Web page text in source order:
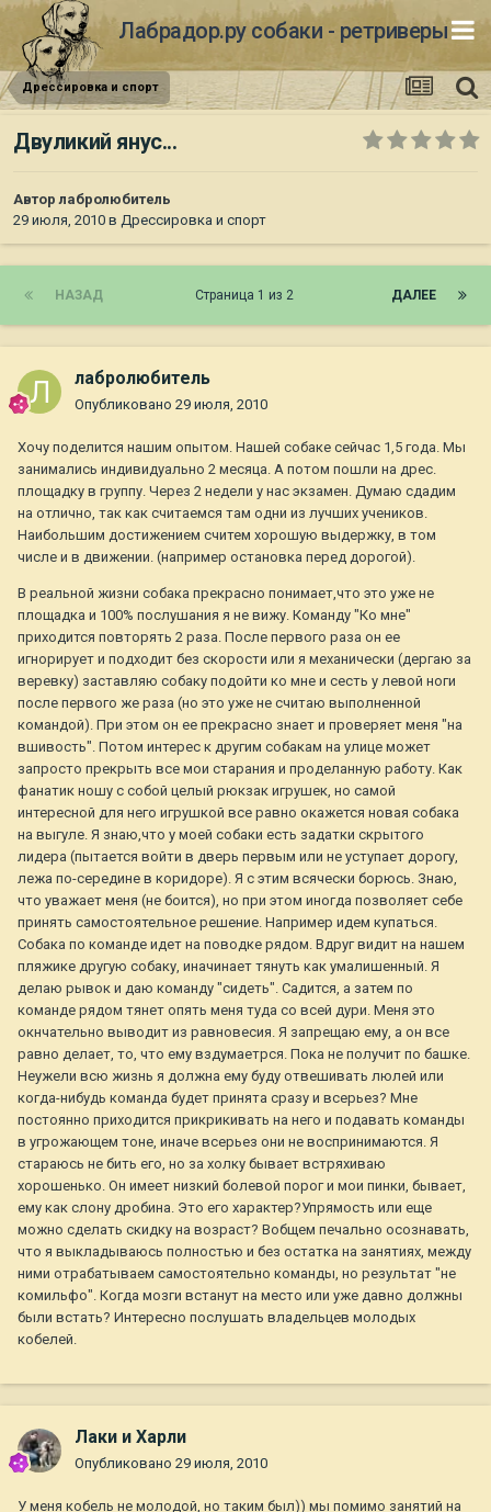
Лабрадор.ру собаки - ретриверы
Дрессировка и спорт
Двуликий янус...
Авторлабролюбитель
29 июля, 2010 в Дрессировка и спорт
НАЗАД ДАЛЕЕ
Страница 1 из 2
лабролюбитель
Опубликовано 29 июля, 2010
Хочу поделится нашим опытом. Нашей собаке сейчас 1,5 года. Мы
занимались индивидуально 2 месяца. А потом пошли на дрес.
площадку в группу. Через 2 недели у нас экзамен. Думаю сдадим
на отлично, так как считаемся там одни из лучших учеников.
Наибольшим достижением считем хорошую выдержку, в том
числе и в движении. (например остановка перед дорогой).
В реальной жизни собака прекрасно понимает,что это уже не
площадка и 100% послушания я не вижу. Команду "Ко мне"
приходится повторять 2 раза. После первого раза он ее
игнорирует и подходит без скорости или я механически (дергаю за
веревку) заставляю собаку подойти ко мне и сесть у левой ноги
после первого же раза (но это уже не считаю выполненной
командой). При этом он ее прекрасно знает и проверяет меня "на
вшивость". Потом интерес к другим собакам на улице может
запросто прекрыть все мои старания и проделанную работу. Как
фанатик ношу с собой целый рюкзак игрушек, но самой
интересной для него игрушкой все равно окажется новая собака
на выгуле. Я знаю,что у моей собаки есть задатки скрытого
лидера (пытается войти в дверь первым или не уступает дорогу,
лежа по-середине в коридоре). Я с этим всячески борюсь. Знаю,
что уважает меня (не боится), но при этом иногда позволяет себе
принять самостоятельное решение. Например идем купаться.
Собака по команде идет на поводке рядом. Вдруг видит на нашем
пляжике другую собаку, иначинает тянуть как умалишенный. Я
делаю рывок и даю команду "сидеть". Садится, а затем по
команде рядом тянет опять меня туда со всей дури. Меня это
окнчательно выводит из равновесия. Я запрещаю ему, а он все
равно делает, то, что ему вздумаетрся. Пока не получит по башке.
Неужели всю жизнь я должна ему буду отвешивать люлей или
когда-нибудь команда будет принята сразу и всерьез? Мне
постоянно приходится прикрикивать на него и подавать команды
в угрожающем тоне, иначе всерьез они не воспринимаются. Я
стараюсь не бить его, но за холку бывает встряхиваю
хорошенько. Он имеет низкий болевой порог и мои пинки, бывает,
ему как слону дробина. Это его характер?Упрямость или еще
можно сделать скидку на возраст? Вобщем печально осознавать,
что я выкладываюсь полностью и без остатка на занятиях, между
ними отрабатываем самостоятельно команды, но результат "не
комильфо". Когда мозги встанут на место или уже давно должны
были встать? Интересно послушать владельцев молодых
кобелей.
Лаки и Харли
Опубликовано 29 июля, 2010
У меня кобель не молодой, но таким был)) мы помимо занятий на